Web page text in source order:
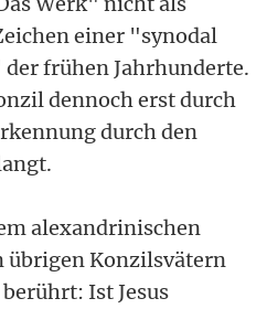
einer "synodal
frühen Jahrhunderte.
dennoch erst durch
durch den
alexandrinischen
übrigen Konzilsvätern
Ist Jesus